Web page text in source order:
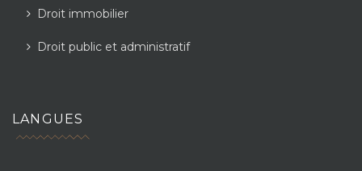
Droit immobilier
Droit public et administratif
LANGUES